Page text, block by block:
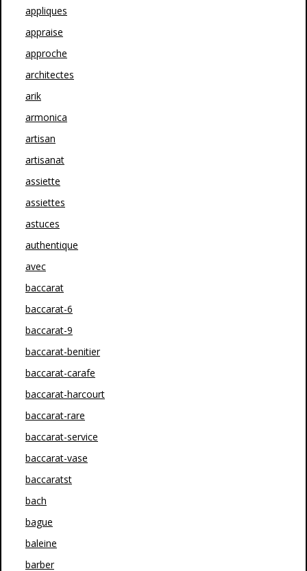
appliques
appraise
approche
architectes
arik
armonica
artisan
artisanat
assiette
assiettes
astuces
authentique
avec
baccarat
baccarat-6
baccarat-9
baccarat-benitier
baccarat-carafe
baccarat-harcourt
baccarat-rare
baccarat-service
baccarat-vase
baccaratst
bach
bague
baleine
barber